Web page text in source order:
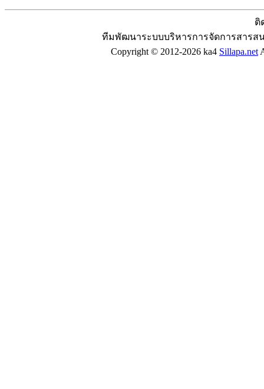
ติ
ทีมพัฒนาระบบบริหารการจัดการสารส
Copyright © 2012-2026 ka4 Sillapa.net